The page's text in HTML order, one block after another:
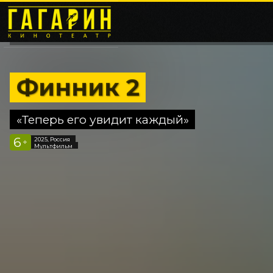
Финник 2
«Теперь его увидит каждый»
6 +
2025, Россия
Мультфильм